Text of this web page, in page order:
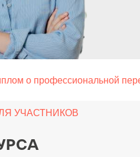
о профессиональной
УЧАСТНИКОВ